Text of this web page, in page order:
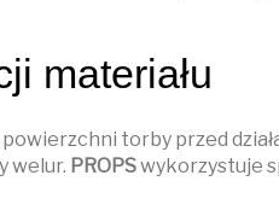
materiału
torby przed
welur. PROPSwykorzystuje